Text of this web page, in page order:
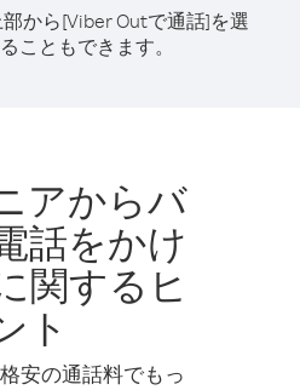
から[Viber Outで通話]を選
こともできます。
アからバ
話をかけ
関するヒ
ト
安の通話料でもっ